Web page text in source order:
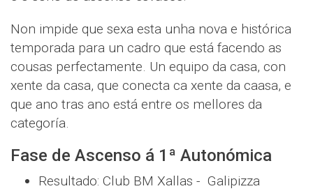
Non impide que sexa esta unha nova e histórica
temporada para un cadro que está facendo as
cousas perfectamente. Un equipo da casa, con
xente da casa, que conecta ca xente da caasa, e
que ano tras ano está entre os mellores da
categoría.
Fase de Ascenso á 1ª Autonómica
Resultado: Club BM Xallas - Galipizza